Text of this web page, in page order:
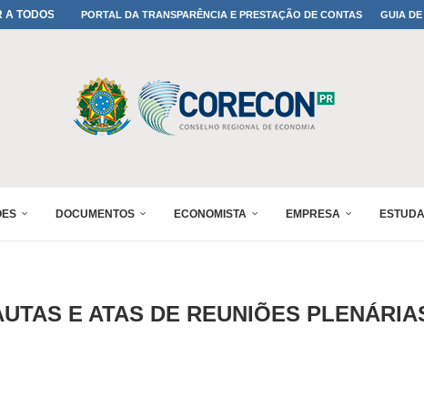
A TODOS OS PAIS!PORTAL DA TRANSPARÊNCIA E PRESTAÇÃO DE CONTAS GUIA DE
DOCUMENTOS ECONOMISTA EMPRESA
E ATAS DE REUNIÕES